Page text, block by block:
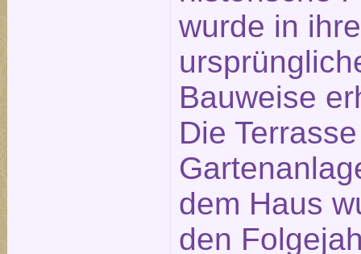
wurde in
Bauweise
Die
dem Haus
den